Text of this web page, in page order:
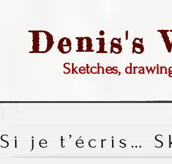
Denis's
Sketches,
Si je t’écris…